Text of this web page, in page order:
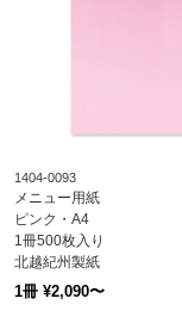
1404-0093
メニュー用紙
ピンク・A4
1冊500枚入り
北越紀州製紙
Newファインカラー
1冊 ¥2,090〜